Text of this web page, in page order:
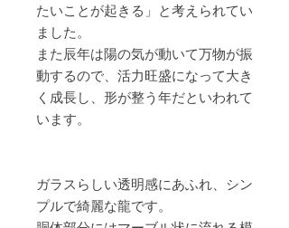
たいことが起きる」と考えられてい
ました。
また辰年は陽の気が動いて万物が振
動するので、活力旺盛になって大き
く成長し、形が整う年だといわれて
います。
ガラスらしい透明感にあふれ、シン
プルで綺麗な龍です。